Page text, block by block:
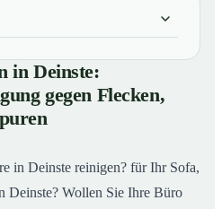
Professionelle
Gerüche und Laufspuren
professionell gereinigt
in Deinste:
gegen Flecken,
in Deinste reinigen? für Ihr Sofa,
Deinste? Wollen Sie Ihre Büro